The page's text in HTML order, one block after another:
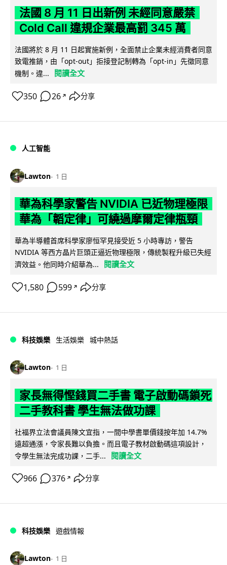
法國 8 月 11 日出新例 未經同意嚴禁
Cold Call 違規企業最高罰 345 萬
法國將於 8 月 11 日起實施新例，全面禁止企業未經消費者同意
致電推銷，由「opt-out」拒接登記制轉為「opt-in」先徵同意
機制。違...
閱讀全文
350 26 ↗ 分享
人工智能
Lawton 1 日
華為科學家警告 NVIDIA 已近物理極限
華為「韜定律」可繞過摩爾定律瓶頸
華為半導體首席科學家廖恒罕見接受近 5 小時專訪，警告
NVIDIA 等西方晶片巨頭正逼近物理極限，傳統製程升級已失經
濟效益。他同時介紹華為...
閱讀全文
1,580 599 ↗ 分享
科技娛樂 生活娛樂 城中熱話
Lawton 1 日
家長無得慳錢買二手書 電子啟動碼鎖死
二手教科書 學生無法做功課
社福界立法會議員陳文宜指，一間中學書單價錢按年加 14.7%
遠超通漲，令家長難以負擔。而且電子教材啟動碼這項設計，
令學生無法完成功課，二手...
閱讀全文
966 376 ↗ 分享
科技娛樂 遊戲情報
Lawton 1 日